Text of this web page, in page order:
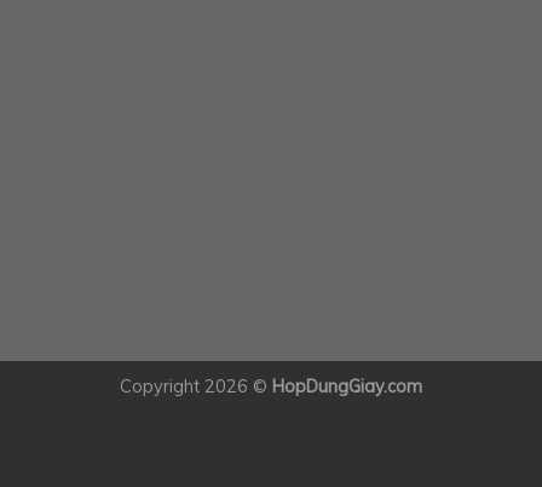
Copyright 2026 © HopDungGiay.com